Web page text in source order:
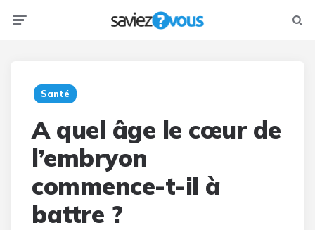
Santé
A quel âge le cœur de
l’embryon
commence-t-il à
battre ?